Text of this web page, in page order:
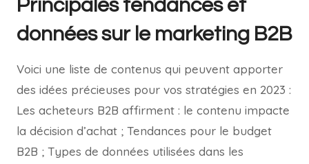
Principales tendances et
données sur le marketing B2B
Voici une liste de contenus qui peuvent apporter
des idées précieuses pour vos stratégies en 2023 :
Les acheteurs B2B affirment : le contenu impacte
la décision d’achat ; Tendances pour le budget
B2B ; Types de données utilisées dans les